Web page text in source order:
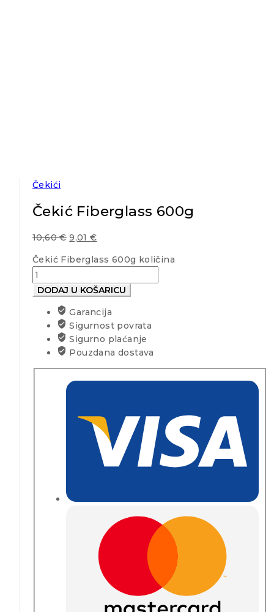
Čekići
Čekić Fiberglass 600g
10,60€ 9,01€
Čekić Fiberglass 600g količina
DODAJ U KOŠARICU
Garancija
Sigurnost povrata
Sigurno plaćanje
Pouzdana dostava